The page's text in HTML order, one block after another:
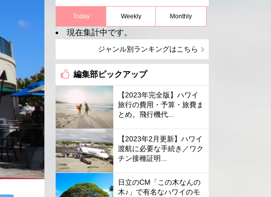
Today Weekly Monthly
現在集計中です。
ジャンル別ランキングはこちら
編集部ピックアップ
【2023年完全版】ハワイ
旅行の費用・予算・旅費ま
とめ。飛行機代...
【2023年2月更新】ハワイ
渡航に必要な手続き／ワク
チン接種証明...
日立のCM「この木なんの
木♪」で有名なハワイのモ